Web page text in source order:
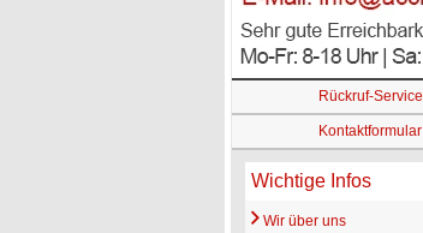
Rückruf-Service
Kontaktformular
Wichtige Infos
Wir über uns